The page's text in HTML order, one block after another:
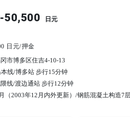
50,500 日元
日元/押金
市博多区住吉4-10-13
线/博多站 步行15分钟
线/渡边通站 步行12分钟
（2003年12月内外更新）/钢筋混凝土构造7